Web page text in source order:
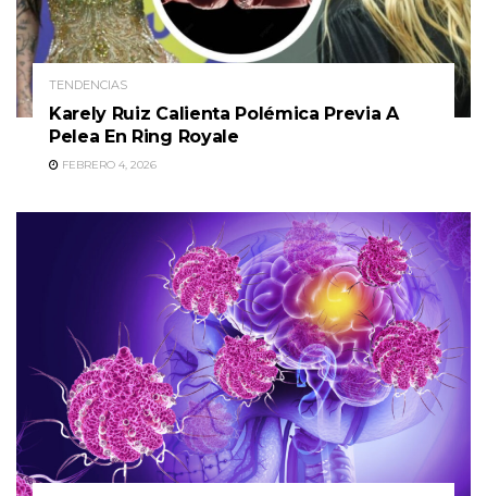
TENDENCIAS
Karely Ruiz Calienta Polémica Previa A
Pelea En Ring Royale
FEBRERO 4, 2026